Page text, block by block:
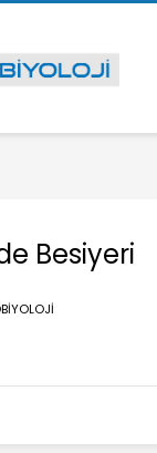
Besiyeri